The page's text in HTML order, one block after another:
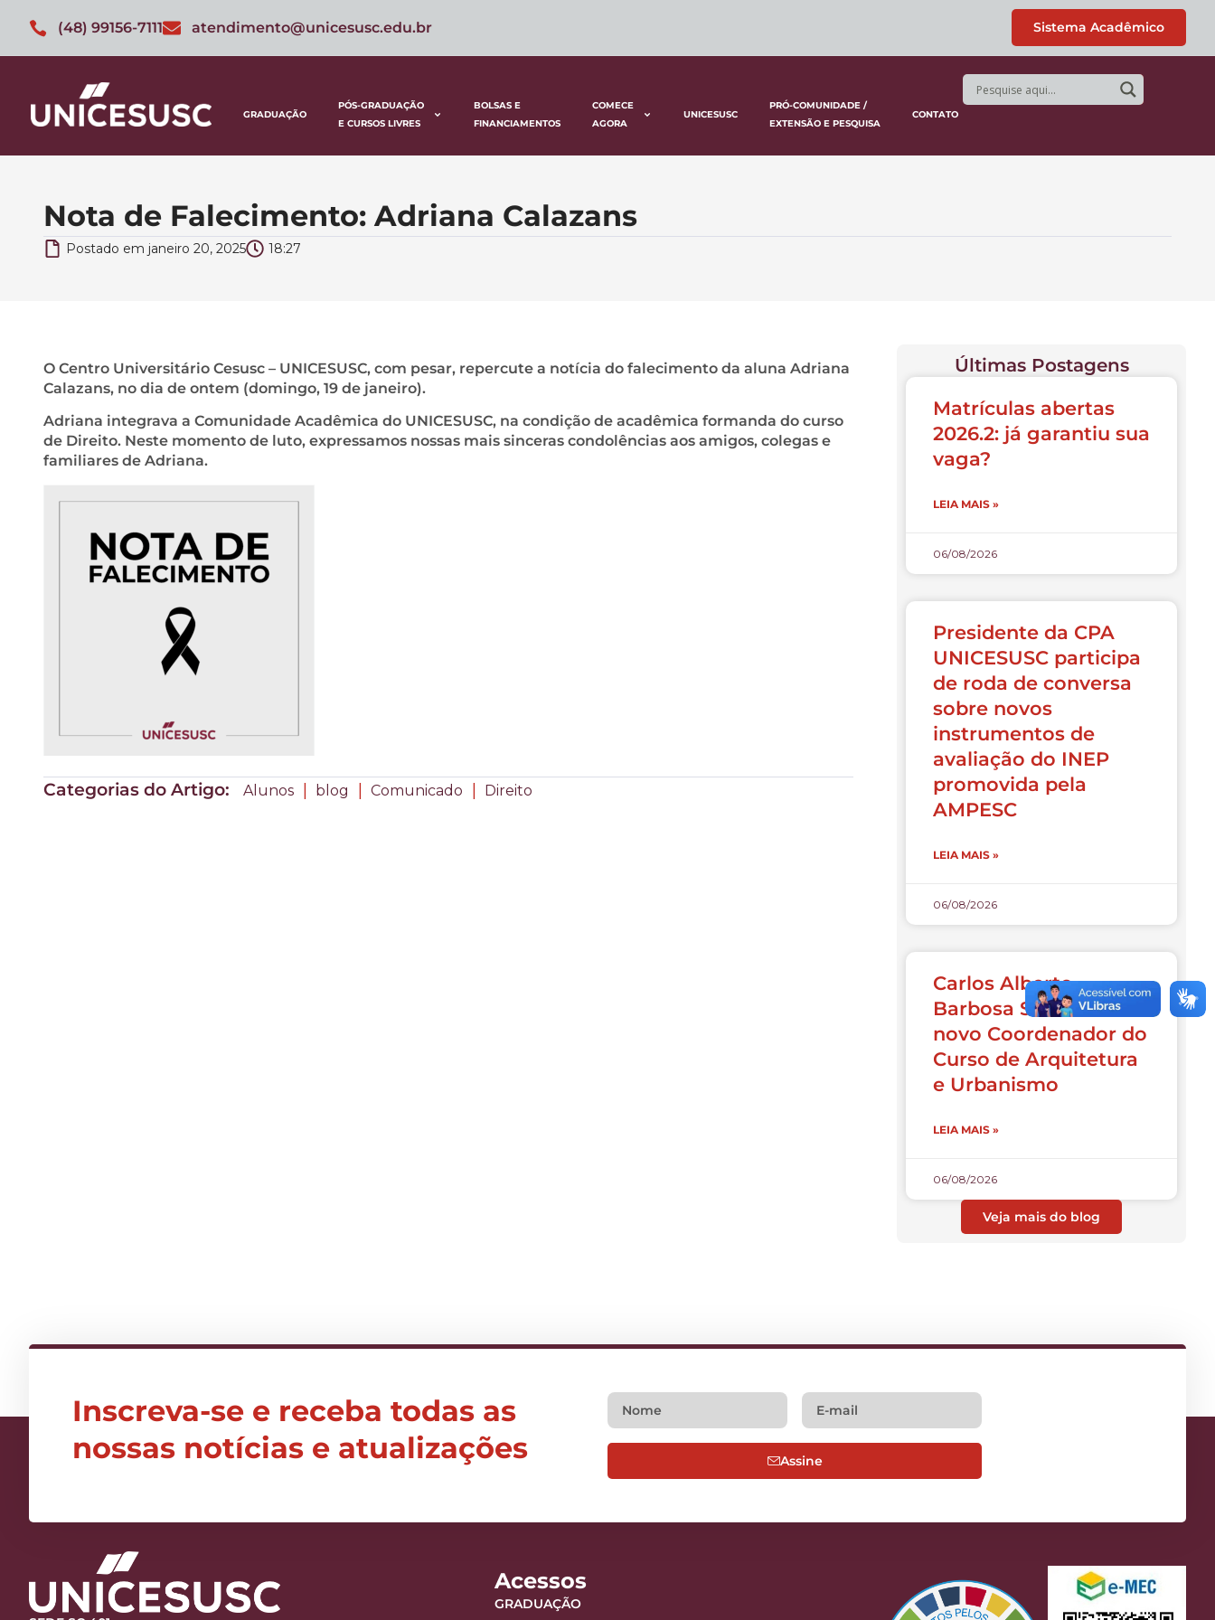
(48) 99156-7111 atendimento@unicesusc.edu.br Sistema Acadêmico
GRADUAÇÃO
PÓS-GRADUAÇÃO
E CURSOS LIVRES
BOLSAS E
FINANCIAMENTOS
COMECE
AGORA
UNICESUSC
PRÓ-COMUNIDADE /
EXTENSÃO E PESQUISA
CONTATO
Nota de Falecimento: Adriana Calazans
Postado em janeiro 20, 2025 18:27
O Centro Universitário Cesusc – UNICESUSC, com pesar, repercute a notícia do falecimento da aluna Adriana
Calazans, no dia de ontem (domingo, 19 de janeiro).
Adriana integrava a Comunidade Acadêmica do UNICESUSC, na condição de acadêmica formanda do curso
de Direito. Neste momento de luto, expressamos nossas mais sinceras condolências aos amigos, colegas e
familiares de Adriana.
Categorias do Artigo: Alunos | blog | Comunicado | Direito
Últimas Postagens
Matrículas abertas
2026.2: já garantiu sua
vaga?
LEIA MAIS »
06/08/2026
Presidente da CPA
UNICESUSC participa
de roda de conversa
sobre novos
instrumentos de
avaliação do INEP
promovida pela
AMPESC
LEIA MAIS »
06/08/2026
Carlos Alberto
Barbosa Souza é o
novo Coordenador do
Curso de Arquitetura
e Urbanismo
LEIA MAIS »
06/08/2026
Veja mais do blog
Inscreva-se e receba todas as
nossas notícias e atualizações
Assine
Acessos
GRADUAÇÃO